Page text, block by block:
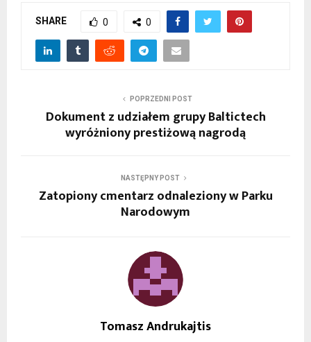
SHARE 0 0
POPRZEDNI POST
Dokument z udziałem grupy Baltictech
wyróżniony prestiżową nagrodą
NASTĘPNY POST
Zatopiony cmentarz odnaleziony w Parku
Narodowym
Tomasz Andrukajtis